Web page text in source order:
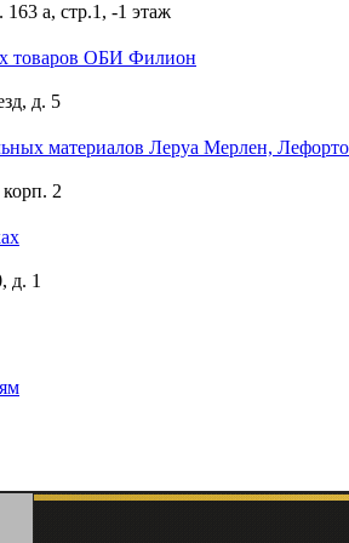
а, стр.1, -1 этаж
товаров ОБИ Филион
д. 5
материалов Леруа Мерлен,
2
д. 1